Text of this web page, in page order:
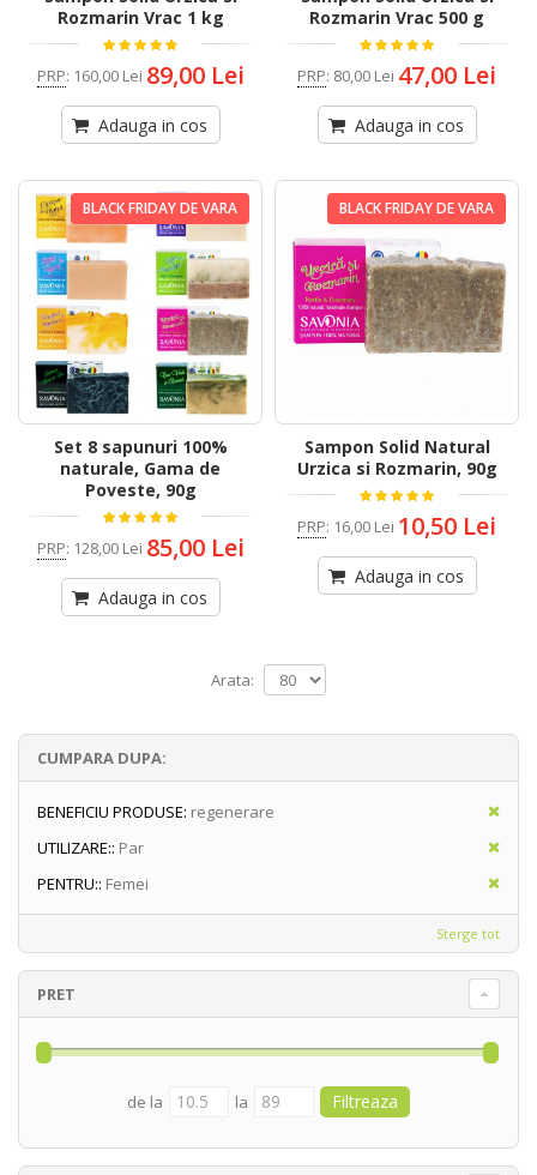
Rozmarin Vrac 1 kg
PRP: 160,00 Lei 89,00 Lei
Adauga in cos
Rozmarin Vrac 500 g
PRP: 80,00 Lei 47,00 Lei
Adauga in cos
BLACK FRIDAY DE VARA
Set 8 sapunuri 100%
naturale, Gama de
Poveste, 90g
PRP: 128,00 Lei 85,00 Lei
Adauga in cos
BLACK FRIDAY DE VARA
Sampon Solid Natural
Urzica si Rozmarin, 90g
PRP: 16,00 Lei 10,50 Lei
Adauga in cos
Arata:
CUMPARA DUPA:
BENEFICIU PRODUSE: regenerare
UTILIZARE:: Par
PENTRU:: Femei
Sterge tot
PRET
de la la